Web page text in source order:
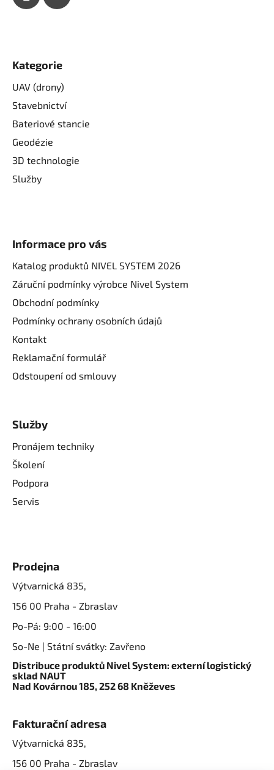
Kategorie
UAV (drony)
Stavebnictví
Bateriové stancie
Geodézie
3D technologie
Služby
Informace pro vás
Katalog produktů NIVEL SYSTEM 2026
Záruční podmínky výrobce Nivel System
Obchodní podmínky
Podmínky ochrany osobních údajů
Kontakt
Reklamační formulář
Odstoupení od smlouvy
Služby
Pronájem techniky
Školení
Podpora
Servis
Prodejna
Výtvarnická 835,
156 00 Praha - Zbraslav
Po-Pá: 9:00 - 16:00
So-Ne | Státní svátky: Zavřeno
Distribuce produktů Nivel System: externí logistický
sklad NAUT
Nad Kovárnou 185, 252 68 Kněževes
Fakturační adresa
Výtvarnická 835,
156 00 Praha - Zbraslav